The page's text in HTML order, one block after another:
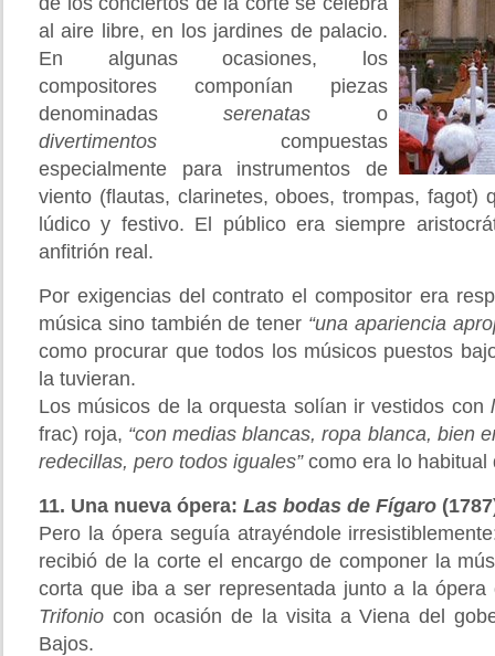
al aire libre, en los jardines de palacio.
En algunas ocasiones, los
compositores componían piezas
denominadasserenatas o
divertimentos compuestas
especialmente para instrumentos de
viento (flautas, clarinetes, oboes, trompas, fagot)
lúdico y festivo. El público era siempre
anfitrión real.
Por exigencias del contrato el compositor era
música sino también de tener “una apariencia
como procurar que todos los músicos puestos
la tuvieran.
Los músicos de la orquesta solían ir vestidos con
frac) roja, “con medias blancas, ropa blanca, bien
redecillas, pero todos iguales”como era lo habitual
11. Una nueva ópera: Las bodas de Fígaro
Pero la ópera seguía atrayéndole
recibió de la corte el encargo de componer la
corta que iba a ser representada junto a la
Trifonio con ocasión de la visita a Viena del
Bajos.